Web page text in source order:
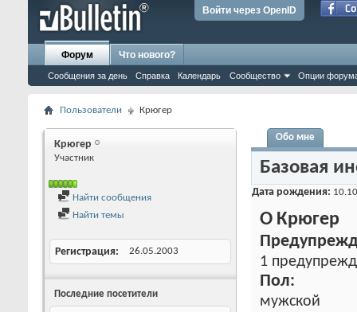
Войти через OpenID
Форум
Сообщения за день Справка Календарь Сообщество Опции
Что нового?
Пользователи Крюгер
Крюгер
Участник
Найти сообщения
Найти темы
Регистрация 26.05.2003
Последние посетители
Обо мне
Базовая
Дата рождения
О Крюгер
1
Пол:
мужской